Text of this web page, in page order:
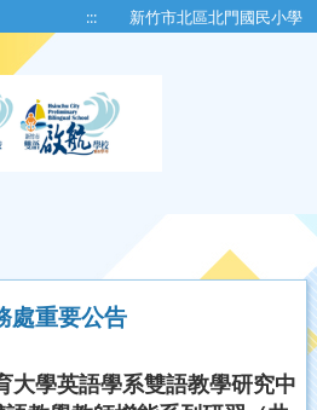
::: 新竹市北區北門國民小學
處重要公告
大學英語學系雙語教學研究中